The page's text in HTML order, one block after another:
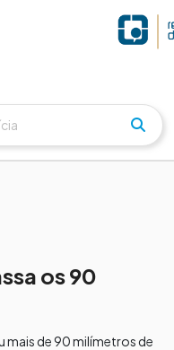
os 90
mais de 90 milímetros de